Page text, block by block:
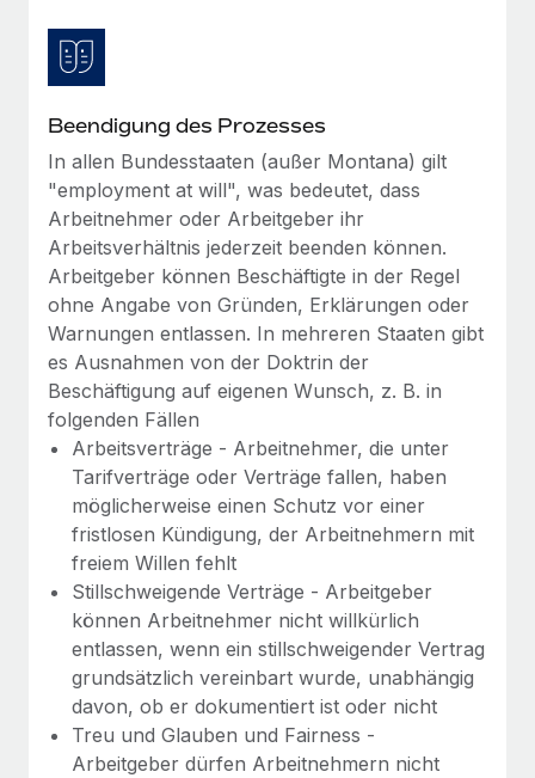
Background-Checks
Einfacheres Bewerber:innen-Screening
Lückenlose Compliance
Geräteverwaltung
Globale Bereitstellung und Verfolgung von IT-
Geräten
Gründung von Niederlassungen
Schnelle, rechtssichere Gründung von
Niederlassungen
Mobilität und Relocation
Mühelose Relocation von Mitarbeiter:innen
Benefits
Mühelose Verwaltung von Benefits
FALLSTUDIEN
So hat der KI-Vorreiter Weaviate sein Team mit
Remote um 120 % vergrößert
Weaviate auf einen Blick Weaviate entwickelt KI-basierte
Open-Source-Infrastrukturen. Das...
Mehr erfahren
Strategische Partnerschaft zwischen
Reverse Tech und Remote für Contractor
Management und Payroll
Reverse Tech auf einen Blick Das Gesundheits- und
Wellness-Startup Reverse Tech hat das globale...
Mehr erfahren
Hol dir Unterstützung
BLOG
Globale Payroll
Contractor Management
Steuern
Den Blog erkunden
BLOG
Neues zu Remote-Produkten: Integration mit
Gusto und Zero und Contractor Management
Plus
Auch im neuen Jahr wollen wir bei Remote Unternehmen
aller Größen dabei unterstützen, die beste...
Mehr erfahren
Beendigung des Prozesses
In allen Bundesstaaten (außer Montana) gilt
"employment at will", was bedeutet, dass
Arbeitnehmer oder Arbeitgeber ihr
Arbeitsverhältnis jederzeit beenden können.
Arbeitgeber können Beschäftigte in der Regel
ohne Angabe von Gründen, Erklärungen oder
Warnungen entlassen. In mehreren Staaten gibt
es Ausnahmen von der Doktrin der
Beschäftigung auf eigenen Wunsch, z. B. in
folgenden Fällen
Arbeitsverträge - Arbeitnehmer, die unter
Tarifverträge oder Verträge fallen, haben
möglicherweise einen Schutz vor einer
fristlosen Kündigung, der Arbeitnehmern mit
freiem Willen fehlt
Stillschweigende Verträge - Arbeitgeber
können Arbeitnehmer nicht willkürlich
entlassen, wenn ein stillschweigender Vertrag
grundsätzlich vereinbart wurde, unabhängig
davon, ob er dokumentiert ist oder nicht
Treu und Glauben und Fairness -
Arbeitgeber dürfen Arbeitnehmern nicht